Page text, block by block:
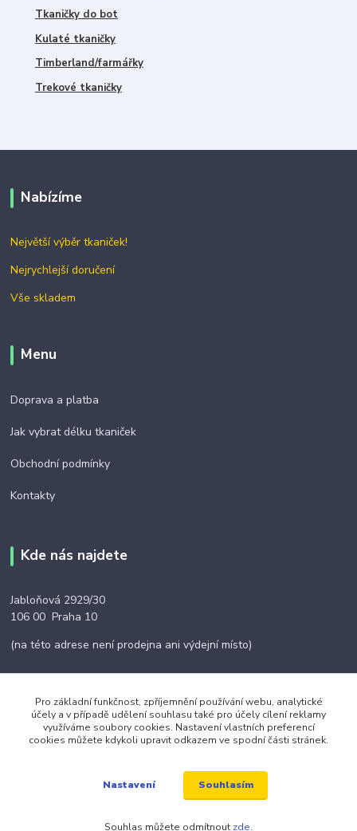
Tkaničky do bot
Kulaté tkaničky
Timberland/farmářky
Trekové tkaničky
Nabízíme
Největší výběr tkaniček!
Nejrychlejší doručení
Vše skladem
Menu
Doprava a platba
Jak vybrat délku tkaniček
Obchodní podmínky
Kontakty
Kde nás najdete
Jabloňová 2929/30
106 00 Praha 10
(na této adrese není prodejna ani výdejní místo)
Kontakty
Pro základní funkčnost, zpříjemnění používání webu, analytické
účely a v případě udělení souhlasu také pro účely cílení reklamy
využíváme soubory cookies. Nastavení vlastních preferencí
cookies můžete kdykoli upravit odkazem ve spodní části stránek.
Nastavení Souhlasím
Souhlas můžete odmítnout zde.